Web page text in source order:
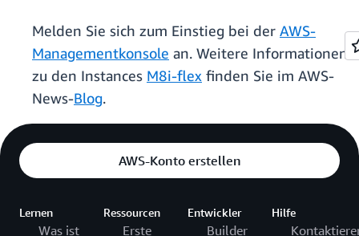
Melden Sie sich zum Einstieg bei der AWS-
Managementkonsole an. Weitere Informationen
zu den Instances M8i-flex finden Sie im AWS-
News-Blog.
AWS-Konto erstellen
Lernen
Was ist
Ressourcen
Erste
Entwickler
Builder
Hilfe